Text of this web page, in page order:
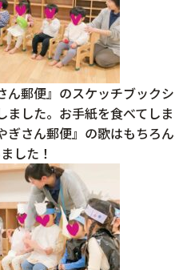
ん郵便』のスケッチブック
した。お手紙を食べてし
ぎさん郵便』の歌はもちろ
した！